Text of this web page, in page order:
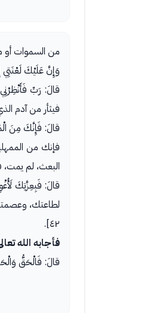
من السموات أو
وَإِنَّ عَلَيْكَ لَعْنَتِي
قالَ: رَبِّ
فيثأر من آدم
قالَ: فَإِنَّكَ مِنَ
فإنك من
البعث، لم يمت،
قالَ: فَبِعِزَّتِكَ
٤٢].
فأجابه الله
قالَ: فَالْحَقُّ